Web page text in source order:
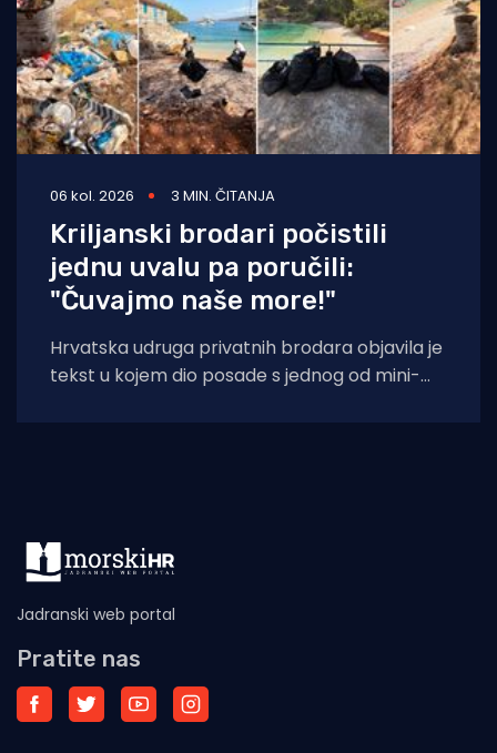
06 kol. 2026 3 MIN. ČITANJA
Kriljanski brodari počistili
jednu uvalu pa poručili:
"Čuvajmo naše more!"
Hrvatska udruga privatnih brodara objavila je
tekst u kojem dio posade s jednog od mini-
Jadranski web portal
Pratite nas